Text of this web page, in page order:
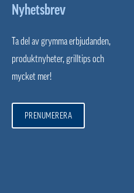
Nyhetsbrev
Ta del av grymma erbjudanden,
produktnyheter, grilltips och
mycket mer!
PRENUMERERA